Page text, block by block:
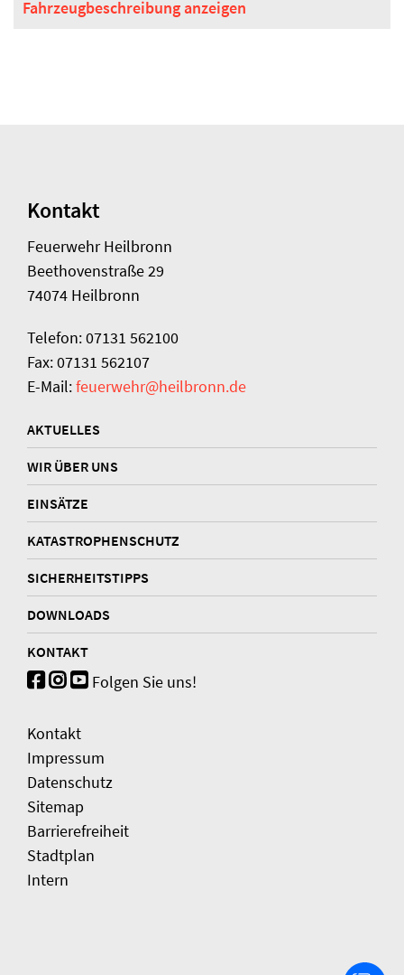
Fahrzeugbeschreibung anzeigen
Kontakt
Feuerwehr Heilbronn
Beethovenstraße 29
74074 Heilbronn
Telefon: 07131 562100
Fax: 07131 562107
E-Mail:feuerwehr@heilbronn.de
AKTUELLES
WIR ÜBER UNS
EINSÄTZE
KATASTROPHENSCHUTZ
SICHERHEITSTIPPS
DOWNLOADS
KONTAKT
Folgen Sie uns!
Kontakt
Impressum
Datenschutz
Sitemap
Barrierefreiheit
Stadtplan
Intern